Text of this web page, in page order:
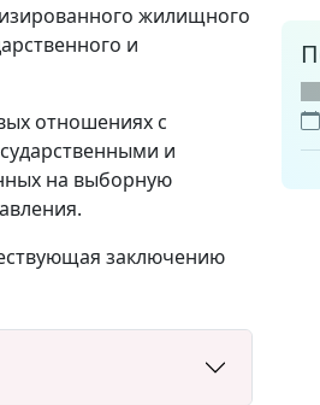
жилищного
и
отношениях с
и
на выборную
заключению